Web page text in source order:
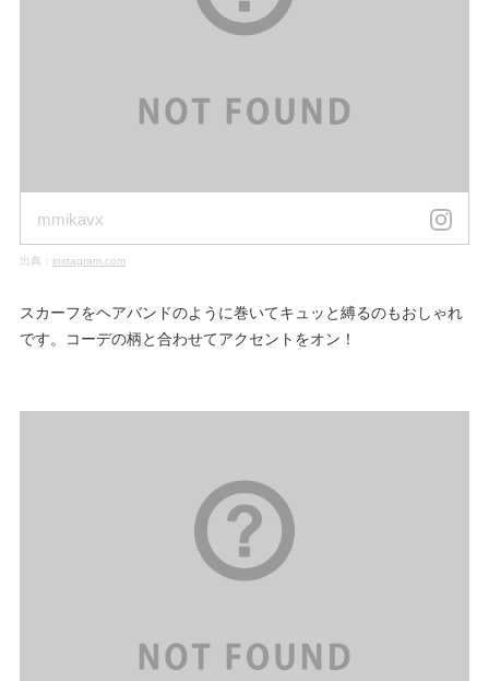
mmikavx
出典： instagram.com
スカーフをヘアバンドのように巻いてキュッと縛るのもおしゃれ
です。コーデの柄と合わせてアクセントをオン！